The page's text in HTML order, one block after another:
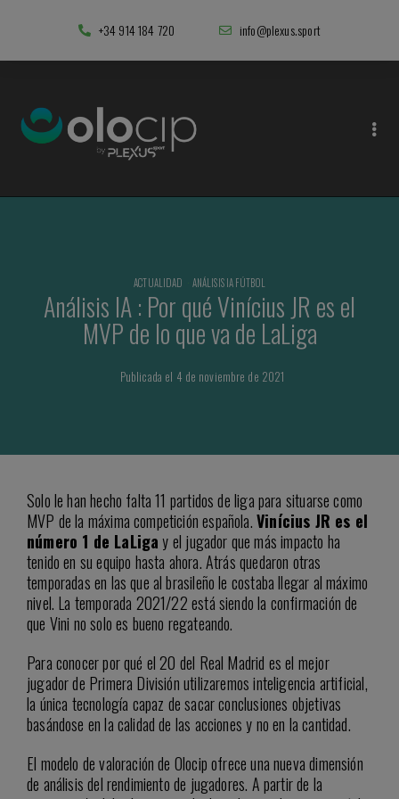
+34 914 184 720 info@plexus.sport
ACTUALIDAD ANÁLISIS IA FÚTBOL
Análisis IA : Por qué Vinícius JR es el
MVP de lo que va de LaLiga
Publicada el 4 de noviembre de 2021
Solo le han hecho falta 11 partidos de liga para situarse como
MVP de la máxima competición española.Vinícius JR es el
número 1 de LaLigay el jugador que más impacto ha
tenido en su equipo hasta ahora. Atrás quedaron otras
temporadas en las que al brasileño le costaba llegar al máximo
nivel. La temporada 2021/22 está siendo la confirmación de
que Vini no solo es bueno regateando.
Para conocer por qué el 20 del Real Madrid es el mejor
jugador de Primera División utilizaremos inteligencia artificial,
la única tecnología capaz de sacar conclusiones objetivas
basándose en la calidad de las acciones y no en la cantidad.
El modelo de valoración de Olocip ofrece una nueva dimensión
de análisis del rendimiento de jugadores. A partir de la